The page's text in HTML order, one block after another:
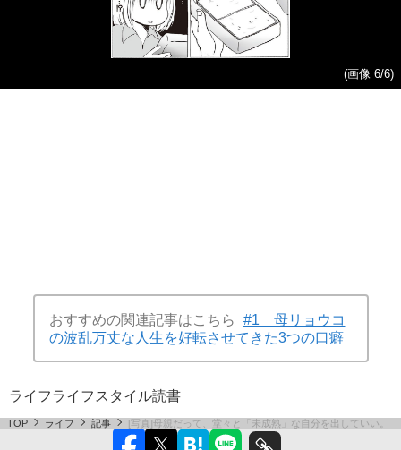
(画像 6/6)
おすすめの関連記事はこちら
#1 母リョウコ
の波乱万丈な人生を好転させてきた3つの口癖
ライフライフスタイル読書
TOP ライフ 記事 [写真]母親だって、堂々と「未成熟」な自分を出していい。